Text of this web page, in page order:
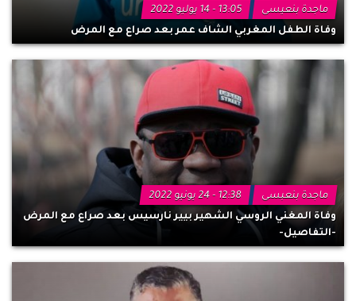
ماجدة بنعيسى
13:05 - 14 يوليو 2022
وفاة الطفل المغربي الشاف عمر بعد صراع مع المرض
ماجدة بنعبسى
12:38 - 24 يونيو 2022
وفاة المغني الروسي الشهير بيير نارسيس بعد صراع مع المرض
-التفاصيل-